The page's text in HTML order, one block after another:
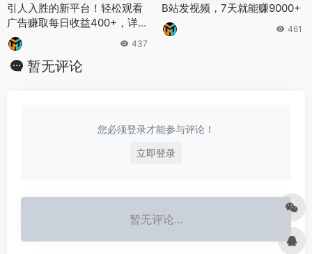
引人入胜的新平台！轻松观看
广告赚取每日收益400+，详细
教程助力小白快速上手
437
B站发视频，7天就能赚9000+
461
暂无评论
您必须登录才能参与评论！
立即登录
暂无评论...